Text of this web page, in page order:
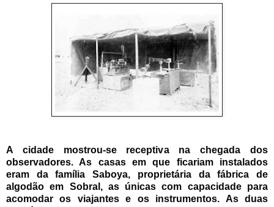
A cidade mostrou-se receptiva na chegada dos
observadores. As casas em que ficariam instalados
eram da família Saboya, proprietária da fábrica de
algodão em Sobral, as únicas com capacidade para
acomodar os viajantes e os instrumentos. As duas